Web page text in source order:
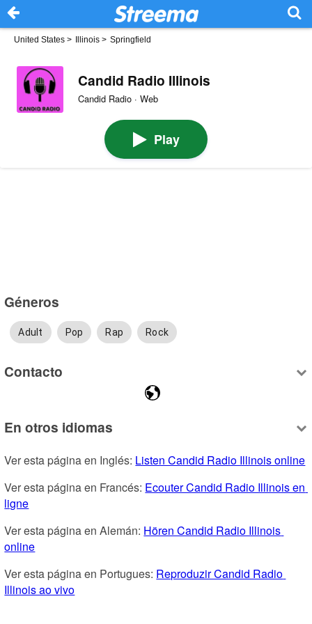
United States > Illinois > Springfield
Candid Radio Illinois
Candid Radio · Web
Play
Géneros
Adult Pop Rap Rock
Contacto
En otros idiomas
Ver esta página en Inglés: Listen Candid Radio Illinois online
Ver esta página en Francés: Ecouter Candid Radio Illinois en
ligne
Ver esta página en Alemán: Hören Candid Radio Illinois
online
Ver esta página en Portugues: Reproduzir Candid Radio
Illinois ao vivo